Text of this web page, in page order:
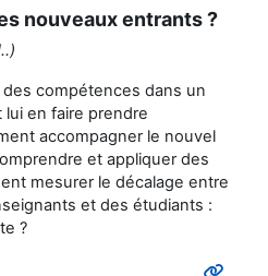
nouveaux entrants ?
des compétences dans un
en faire prendre
accompagner le nouvel
et appliquer des
mesurer le décalage entre
et des étudiants :
?